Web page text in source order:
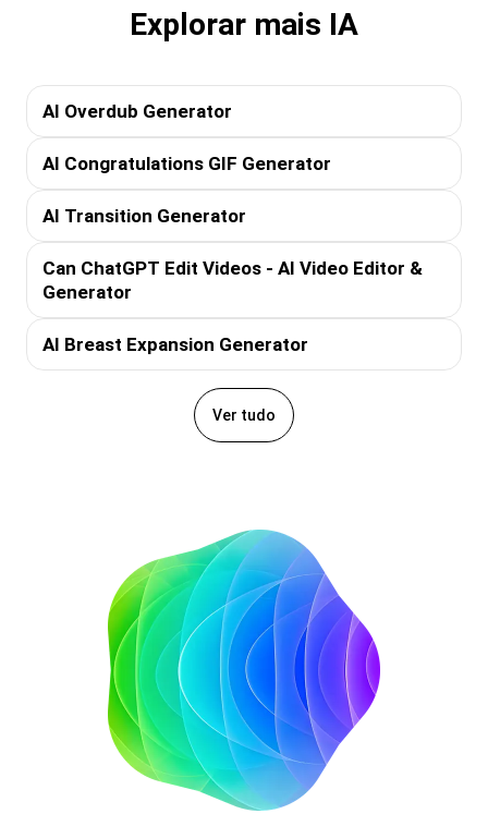
Explorar mais IA
AI Overdub Generator
AI Congratulations GIF Generator
AI Transition Generator
Can ChatGPT Edit Videos - AI Video Editor &
Generator
AI Breast Expansion Generator
Ver tudo